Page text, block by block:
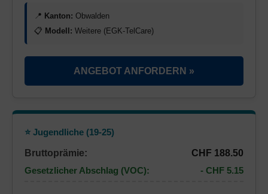
📍 Kanton: Obwalden
📋 Modell: Weitere (EGK-TelCare)
ANGEBOT ANFORDERN »
⭐ Jugendliche (19-25)
Bruttoprämie:
CHF 188.50
Gesetzlicher Abschlag (VOC):
- CHF 5.15